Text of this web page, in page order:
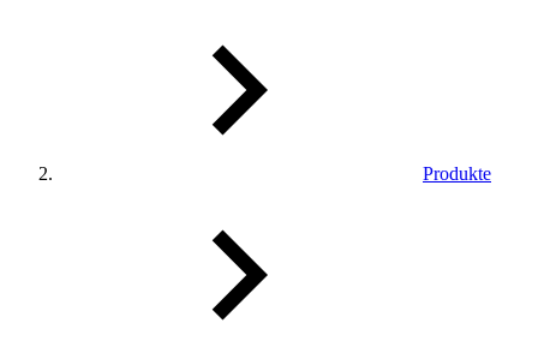
Produkte